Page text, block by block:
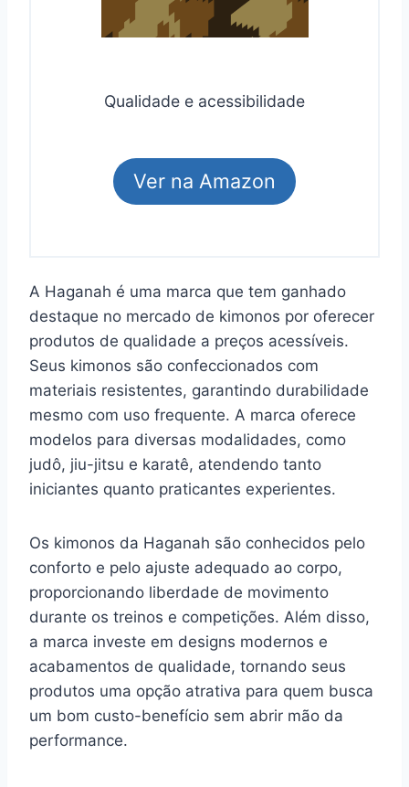
Qualidade e acessibilidade
Ver na Amazon
A Haganah é uma marca que tem ganhado
destaque no mercado de kimonos por oferecer
produtos de qualidade a preços acessíveis.
Seus kimonos são confeccionados com
materiais resistentes, garantindo durabilidade
mesmo com uso frequente. A marca oferece
modelos para diversas modalidades, como
judô, jiu-jitsu e karatê, atendendo tanto
iniciantes quanto praticantes experientes.
Os kimonos da Haganah são conhecidos pelo
conforto e pelo ajuste adequado ao corpo,
proporcionando liberdade de movimento
durante os treinos e competições. Além disso,
a marca investe em designs modernos e
acabamentos de qualidade, tornando seus
produtos uma opção atrativa para quem busca
um bom custo-benefício sem abrir mão da
performance.